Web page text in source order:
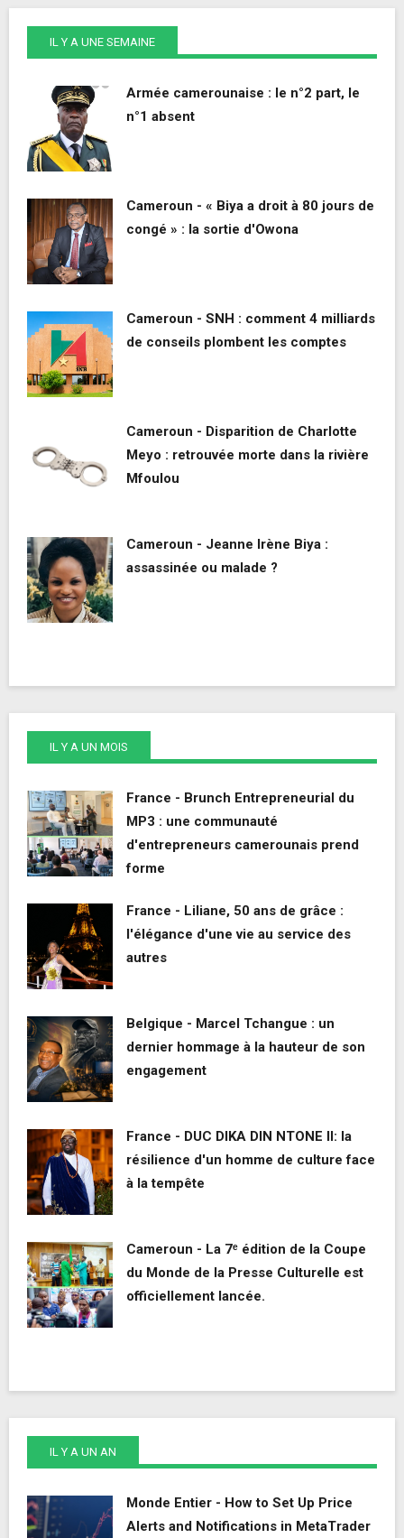
IL Y A UNE SEMAINE
Armée camerounaise : le n°2 part, le
n°1 absent
Cameroun - « Biya a droit à 80 jours de
congé » : la sortie d'Owona
Cameroun - SNH : comment 4 milliards
de conseils plombent les comptes
Cameroun - Disparition de Charlotte
Meyo : retrouvée morte dans la rivière
Mfoulou
Cameroun - Jeanne Irène Biya :
assassinée ou malade ?
IL Y A UN MOIS
France - Brunch Entrepreneurial du
MP3 : une communauté
d'entrepreneurs camerounais prend
forme
France - Liliane, 50 ans de grâce :
l'élégance d'une vie au service des
autres
Belgique - Marcel Tchangue : un
dernier hommage à la hauteur de son
engagement
France - DUC DIKA DIN NTONE II: la
résilience d'un homme de culture face
à la tempête
Cameroun - La 7ᵉ édition de la Coupe
du Monde de la Presse Culturelle est
officiellement lancée.
IL Y A UN AN
Monde Entier - How to Set Up Price
Alerts and Notifications in MetaTrader